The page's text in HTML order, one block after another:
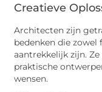
Creatieve
Architecten zijn
bedenken die
aantrekkelijk zijn.
praktische
wensen.